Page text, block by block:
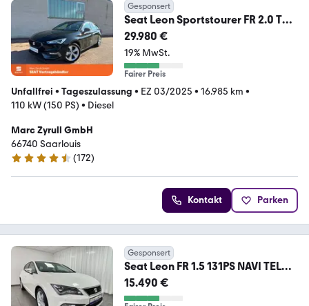
Gesponsert
Seat Leon Sportstourer FR 2.0 TDI
150 PS DSG NAVI/ACC
29.980 €
19% MwSt.
Fairer Preis
Unfallfrei • Tageszulassung • EZ 03/2025 • 16.985 km •
110 kW (150 PS) • Diesel
Marc Zyrull GmbH
66740 Saarlouis
4.6 Sterne
(172)
Kontakt Parken
Gesponsert
Seat Leon FR 1.5 131PS NAVI TEL
SHZ LED M&S CarPlay
15.490 €